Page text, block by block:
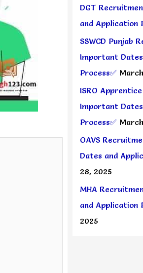
DGT
and Application
SSWCD Punjab
Important
Process✅
ISRO
Important
Process✅
OAVS
Dates and
28, 2025
MHA
and Application
2025